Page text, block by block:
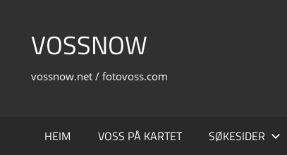
contentVOSSNOW
vossnow.net / fotovoss.com
HEIM VOSS PÅ KARTET SØKESIDER